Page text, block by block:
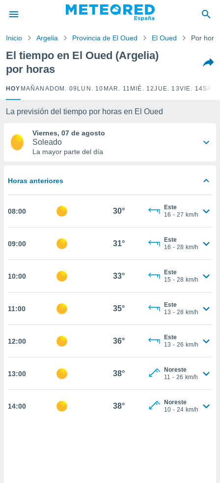
por
para
la
calidad.
a este
las
y
forma
basada
permite
coste.
botón
a la
todas
ya sean
nos
en
perfil
y
CONTINUAR
Inicio Argelia Provincia de El Oued El Oued Por
El tiempo en El Oued (Argelia)
por horas
HOY MAÑANA DOM. 09 LUN. 10 MAR. 11 MIÉ. 12JUE. 13VIE. 14
La previsión del tiempo por horas en El Oued
Viernes, 07 de agosto
Soleado
La mayor parte del día
Horas anteriores
08:00 30°
Este
16 - 27 km/h
09:00 31°
Este
16 - 28 km/h
10:00 33°
Este
15 - 28 km/h
11:00 35°
Este
13 - 28 km/h
12:00 36°
Este
13 - 26 km/h
13:00 38°
Noreste
11 - 26 km/h
14:00 38°
Noreste
10 - 24 km/h